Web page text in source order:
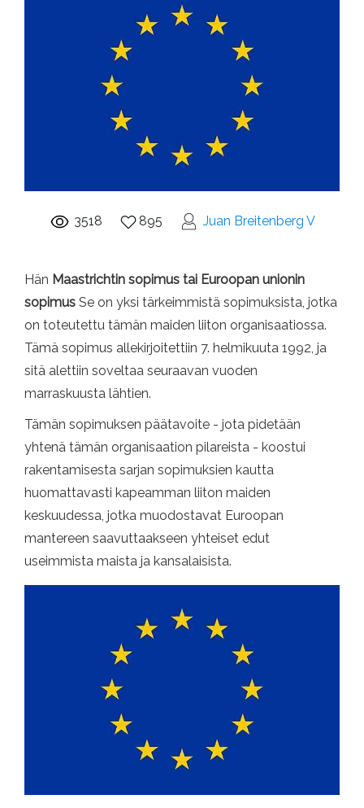
3518 895 Juan Breitenberg V
Hän Maastrichtin sopimus tai Euroopan unionin
sopimus Se on yksi tärkeimmistä sopimuksista, jotka
on toteutettu tämän maiden liiton organisaatiossa.
Tämä sopimus allekirjoitettiin 7. helmikuuta 1992, ja
sitä alettiin soveltaa seuraavan vuoden
marraskuusta lähtien.
Tämän sopimuksen päätavoite - jota pidetään
yhtenä tämän organisaation pilareista - koostui
rakentamisesta sarjan sopimuksien kautta
huomattavasti kapeamman liiton maiden
keskuudessa, jotka muodostavat Euroopan
mantereen saavuttaakseen yhteiset edut
useimmista maista ja kansalaisista.